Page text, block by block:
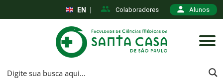
Colaboradores Alunos
EN